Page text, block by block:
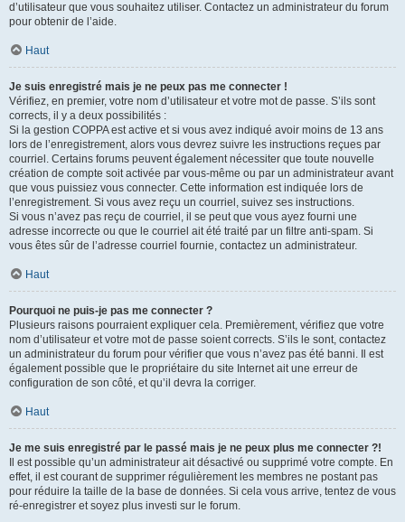
d’utilisateur que vous souhaitez utiliser. Contactez un administrateur du forum
pour obtenir de l’aide.
Haut
Je suis enregistré mais je ne peux pas me connecter !
Vérifiez, en premier, votre nom d’utilisateur et votre mot de passe. S’ils sont
corrects, il y a deux possibilités :
Si la gestion COPPA est active et si vous avez indiqué avoir moins de 13 ans
lors de l’enregistrement, alors vous devrez suivre les instructions reçues par
courriel. Certains forums peuvent également nécessiter que toute nouvelle
création de compte soit activée par vous-même ou par un administrateur avant
que vous puissiez vous connecter. Cette information est indiquée lors de
l’enregistrement. Si vous avez reçu un courriel, suivez ses instructions.
Si vous n’avez pas reçu de courriel, il se peut que vous ayez fourni une
adresse incorrecte ou que le courriel ait été traité par un filtre anti-spam. Si
vous êtes sûr de l’adresse courriel fournie, contactez un administrateur.
Haut
Pourquoi ne puis-je pas me connecter ?
Plusieurs raisons pourraient expliquer cela. Premièrement, vérifiez que votre
nom d’utilisateur et votre mot de passe soient corrects. S’ils le sont, contactez
un administrateur du forum pour vérifier que vous n’avez pas été banni. Il est
également possible que le propriétaire du site Internet ait une erreur de
configuration de son côté, et qu’il devra la corriger.
Haut
Je me suis enregistré par le passé mais je ne peux plus me connecter ?!
Il est possible qu’un administrateur ait désactivé ou supprimé votre compte. En
effet, il est courant de supprimer régulièrement les membres ne postant pas
pour réduire la taille de la base de données. Si cela vous arrive, tentez de vous
ré-enregistrer et soyez plus investi sur le forum.